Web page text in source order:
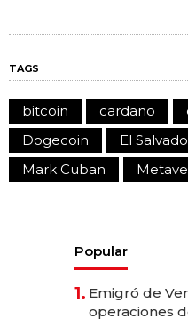
TAGS
bitcoin cardano
Dogecoin
El
Mark Cuban
Popular
1. Emigró de
operaciones